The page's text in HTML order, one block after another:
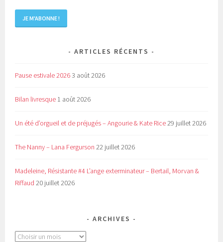
ARTICLES RÉCENTS
Pause estivale 20263 août 2026
Bilan livresque 1 août 2026
Un été d’orgueil et de préjugés – Angourie & Kate Rice29 juillet 2026
The Nanny – Lana Fergurson 22 juillet 2026
Madeleine, Résistante #4 L’ange exterminateur – Bertail, Morvan &
Riffaud 20 juillet 2026
ARCHIVES
Archives